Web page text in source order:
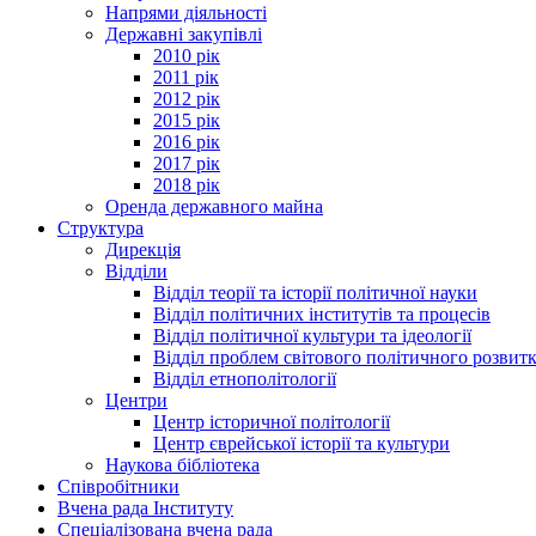
Напрями діяльності
Державні закупівлі
2010 рік
2011 рік
2012 рік
2015 рік
2016 рік
2017 рік
2018 рік
Оренда державного майна
Структура
Дирекція
Відділи
Відділ теорії та історії політичної науки
Відділ політичних інститутів та процесів
Відділ політичної культури та ідеології
Відділ проблем світового політичного
Відділ етнополітології
Центри
Центр історичної політології
Центр єврейської історії та культури
Наукова бібліотека
Співробітники
Вчена рада Інституту
Спеціалізована вчена рада